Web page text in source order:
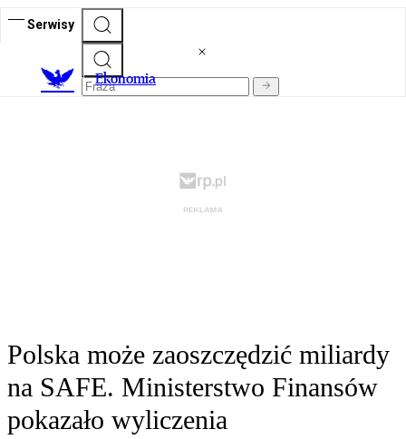
Serwisy
Ekonomia
Polska może zaoszczędzić miliardy
na SAFE. Ministerstwo Finansów
pokazało wyliczenia